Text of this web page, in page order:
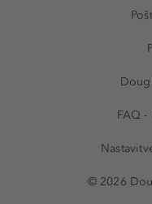
FAQ -
© 2026